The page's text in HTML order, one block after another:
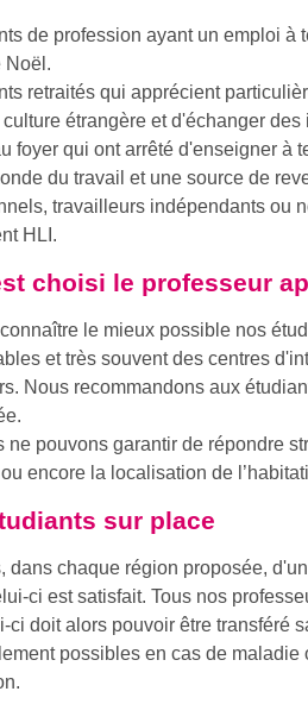
de profession ayant un emploi à
Noël.
retraités qui apprécient
étrangère et d'échanger
foyer qui ont arrêté d'enseigner à
du travail et une source de
travailleurs indépendants ou
HLI.
choisi le professeur
le mieux possible nos
et très souvent des centres
Nous recommandons aux
ne pouvons garantir de répondre
encore la localisation de
sur place
dans chaque région proposée,
ci est satisfait. Tous nos
ci doit alors pouvoir être transféré
possibles en cas de